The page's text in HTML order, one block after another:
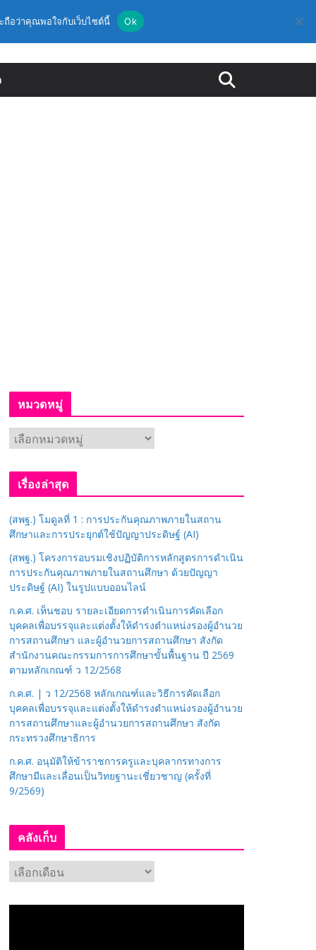
หมวดหมู่
ม
ว
มู่
เรื่องล่าสุด
(สพฐ.) โมดูลที่ 1 : การประกันคุณภาพภายในสถาน
ศึกษาและการประยุกต์ใช้ปัญญาประดิษฐ์ (AI)
(สพฐ.) โครงการอบรมเชิงปฏิบัติการหลักสูตรการดำเนิน
การประกันคุณภาพภายในสถานศึกษา ด้วยปัญญา
ประดิษฐ์ (AI) ในรูปแบบออนไลน์
ก.ค.ศ. เห็นชอบ รายละเอียดการดำเนินการคัดเลือก
บุคคลเพื่อบรรจุและแต่งตั้งให้ดำรงตำแหน่งรองผู้อำนวย
การสถานศึกษา และผู้อำนวยการสถานศึกษา สังกัด
สำนักงานคณะกรรมการการศึกษาขั้นพื้นฐาน ปี 2569
ตามหลักเกณฑ์ ว 12/2568
ก.ค.ศ. | ว 12/2568 หลักเกณฑ์และวิธีการคัดเลือก
บุคคลเพื่อบรรจุและแต่งตั้งให้ดำรงตำแหน่งรองผู้อำนวย
การสถานศึกษาและผู้อำนวยการสถานศึกษา สังกัด
กระทรวงศึกษาธิการ
ก.ค.ศ. อนุมัติให้ข้าราชการครูและบุคลากรทางการ
ศึกษามีและเลื่อนเป็นวิทยฐานะเชี่ยวชาญ (ครั้งที่
9/2569)
คลังเก็บ
ลั
ง
ถือว่าคุณพอใจกับเว็บไซต์นี้ Ok